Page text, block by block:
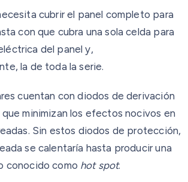
cubrir el panel completo para
con que cubra una sola celda para
del panel y,
la de toda la serie.
cuentan con diodos de derivación
minimizan los efectos nocivos en
Sin estos diodos de protección,
se calentaría hasta producir una
conocido como hot spot.